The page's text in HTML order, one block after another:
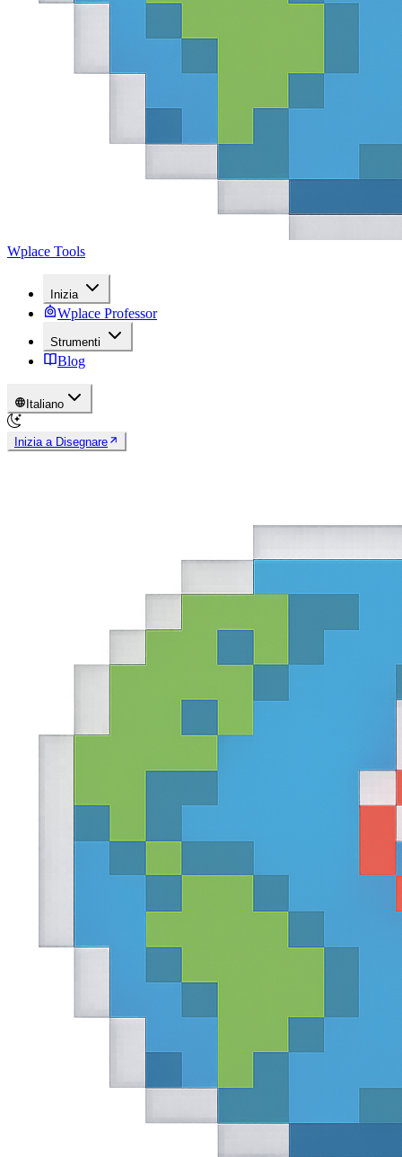
Wplace Tools
Inizia
Wplace Professor
Strumenti
Blog
Italiano
Inizia a Disegnare